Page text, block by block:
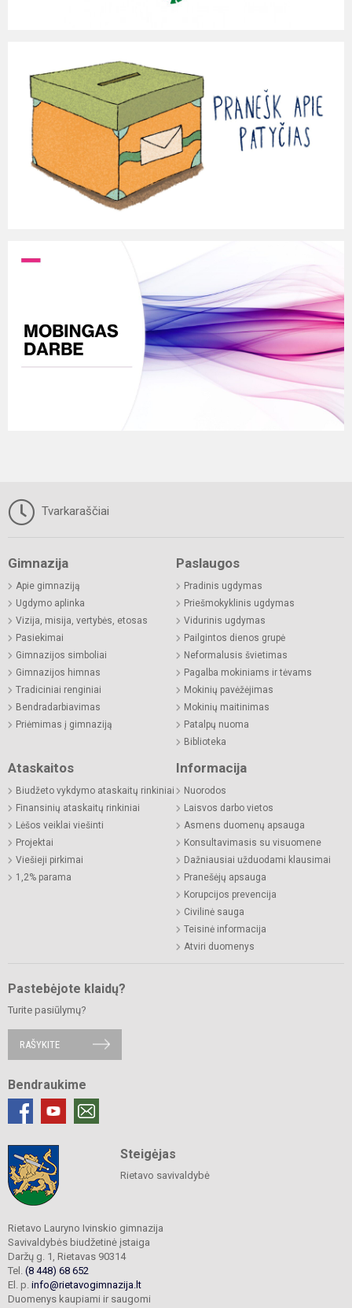
Tvarkaraščiai
Gimnazija
Apie gimnaziją
Ugdymo aplinka
Vizija, misija, vertybės, etosas
Pasiekimai
Gimnazijos simboliai
Gimnazijos himnas
Tradiciniai renginiai
Bendradarbiavimas
Priėmimas į gimnaziją
Paslaugos
Pradinis ugdymas
Priešmokyklinis ugdymas
Vidurinis ugdymas
Pailgintos dienos grupė
Neformalusis švietimas
Pagalba mokiniams ir tėvams
Mokinių pavėžėjimas
Mokinių maitinimas
Patalpų nuoma
Biblioteka
Ataskaitos
Biudžeto vykdymo ataskaitų rinkiniai
Finansinių ataskaitų rinkiniai
Lėšos veiklai viešinti
Projektai
Viešieji pirkimai
1,2% parama
Informacija
Nuorodos
Laisvos darbo vietos
Asmens duomenų apsauga
Konsultavimasis su visuomene
Dažniausiai užduodami klausimai
Pranešėjų apsauga
Korupcijos prevencija
Civilinė sauga
Teisinė informacija
Atviri duomenys
Pastebėjote klaidų?
Turite pasiūlymų?
RAŠYKITE
Bendraukime
Steigėjas
Rietavo savivaldybė
Rietavo Lauryno Ivinskio gimnazija
Savivaldybės biudžetinė įstaiga
Daržų g. 1, Rietavas 90314
Tel. (8 448) 68 652
El. p. info@rietavogimnazija.lt
Duomenys kaupiami ir saugomi